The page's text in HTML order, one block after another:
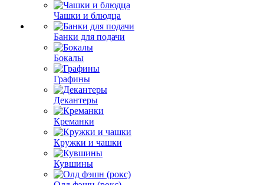
Чашки и блюдца
Банки для подачи
Бокалы
Графины
Декантеры
Креманки
Кружки и чашки
Кувшины